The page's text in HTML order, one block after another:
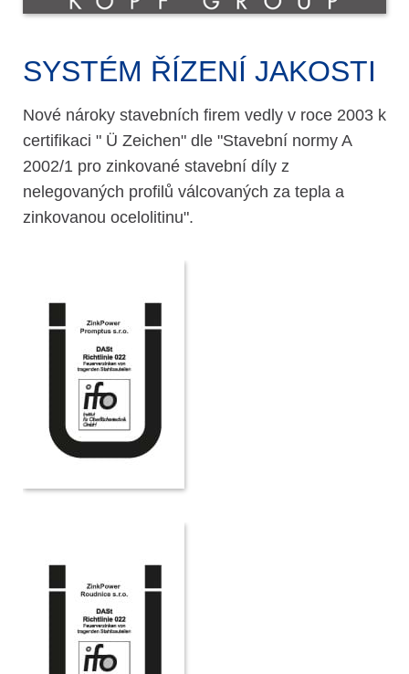
SYSTÉM ŘÍZENÍ JAKOSTI
Nové nároky stavebních firem vedly v roce 2003 k
certifikaci " Ü Zeichen" dle "Stavební normy A
2002/1 pro zinkované stavební díly z
nelegovaných profilů válcovaných za tepla a
zinkovanou ocelolitinu".